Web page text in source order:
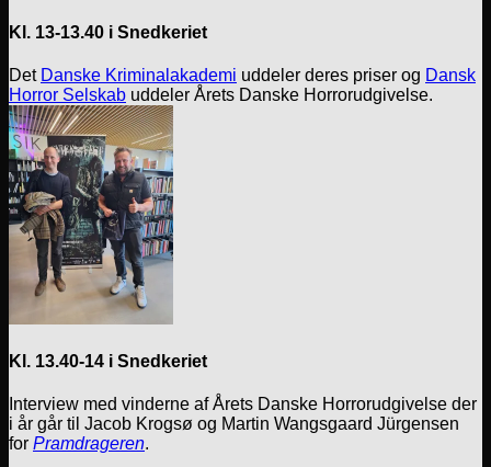
Kl. 13-13.40 i Snedkeriet
Det Danske Kriminalakademi uddeler deres priser og Dansk
Horror Selskab uddeler Årets Danske Horrorudgivelse.
Kl. 13.40-14 i Snedkeriet
Interview med vinderne af Årets Danske Horrorudgivelse der
i år går til Jacob Krogsø og Martin Wangsgaard Jürgensen
for Pramdrageren.